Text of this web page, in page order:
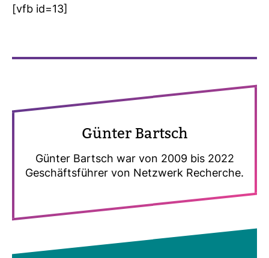
[vfb id=13]
Günter Bartsch
Günter Bartsch war von 2009 bis 2022
Geschäfts­führer von Netz­werk Recherche.